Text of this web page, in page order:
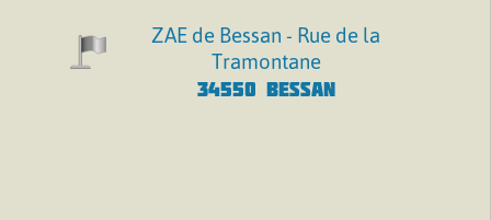
ZAE de Bessan - Rue de la
Tramontane
34550 BESSAN